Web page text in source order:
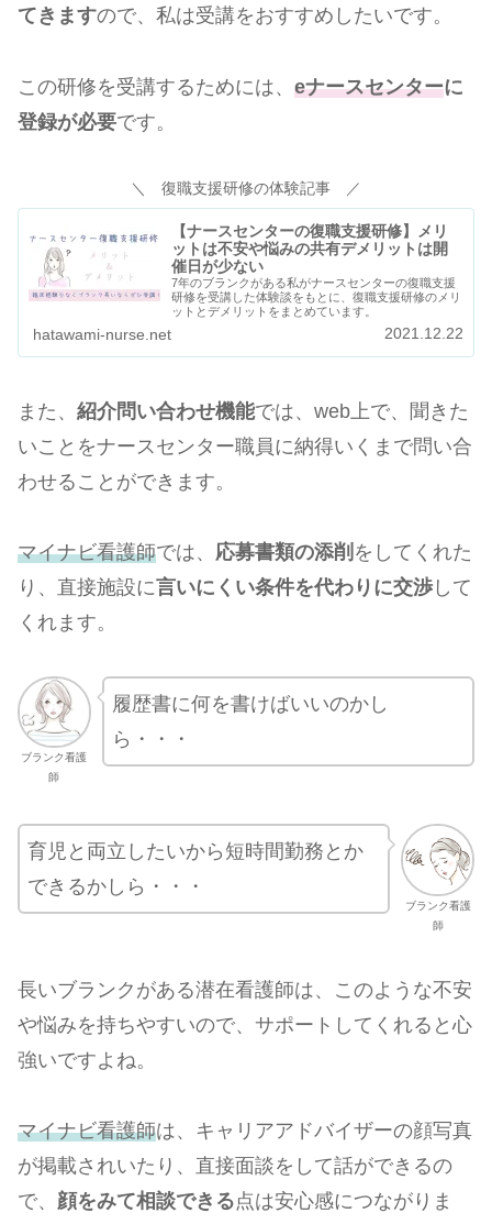
てきますので、私は受講をおすすめしたいです。
この研修を受講するためには、 eナースセンターに
登録が必要です。
＼ 復職支援研修の体験記事 ／
【ナースセンターの復職支援研修】メリ
ットは不安や悩みの共有デメリットは開
催日が少ない
7年のブランクがある私がナースセンターの復職支援
研修を受講した体験談をもとに、復職支援研修のメリ
ットとデメリットをまとめています。
hatawami-nurse.net 2021.12.22
また、 紹介問い合わせ機能では、web上で、聞きた
いことをナースセンター職員に納得いくまで問い合
わせることができます。
マイナビ看護師では、 応募書類の添削 をしてくれた
り、直接施設に言いにくい条件を代わりに交渉 して
くれます。
ブランク看護
師
履歴書に何を書けばいいのかし
ら・・・
ブランク看護
師
育児と両立したいから短時間勤務とか
できるかしら・・・
長いブランクがある潜在看護師は、このような不安
や悩みを持ちやすいので、サポートしてくれると心
強いですよね。
マイナビ看護師は、キャリアアドバイザーの顔写真
が掲載されいたり、直接面談をして話ができるの
で、 顔をみて相談できる点は安心感につながりま